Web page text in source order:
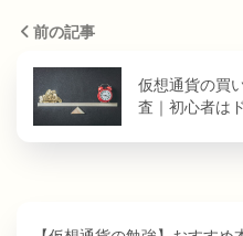
前の記事
仮想通貨の買
査｜初心者は